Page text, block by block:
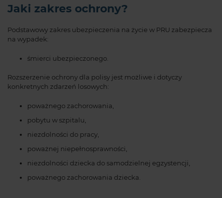
Jaki zakres ochrony?
Podstawowy zakres ubezpieczenia na życie w PRU zabezpiecza
na wypadek:
śmierci ubezpieczonego.
Rozszerzenie ochrony dla polisy jest możliwe i dotyczy
konkretnych zdarzeń losowych:
poważnego zachorowania,
pobytu w szpitalu,
niezdolności do pracy,
poważnej niepełnosprawności,
niezdolności dziecka do samodzielnej egzystencji,
poważnego zachorowania dziecka.